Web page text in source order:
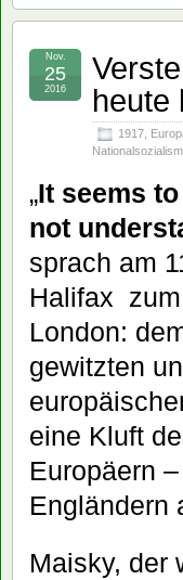
heute
1917
Nov.
25
2016
„It seems
not
sprach am
Halifax
London:
gewitzten
eine Kluft
Europäern
Engländern
Maisky, der